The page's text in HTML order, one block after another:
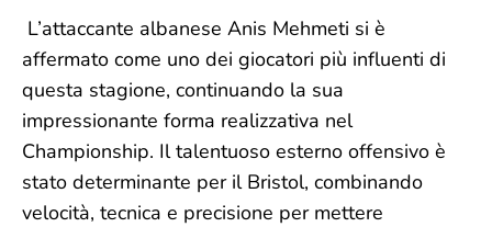
L’attaccante albanese Anis Mehmeti si è
affermato come uno dei giocatori più influenti di
questa stagione, continuando la sua
impressionante forma realizzativa nel
Championship. Il talentuoso esterno offensivo è
stato determinante per il Bristol, combinando
velocità, tecnica e precisione per mettere